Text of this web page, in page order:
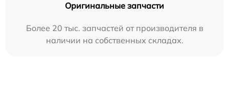
Оригинальные запчасти
Более 20 тыс. запчастей от производителя в
наличии на собственных складах.